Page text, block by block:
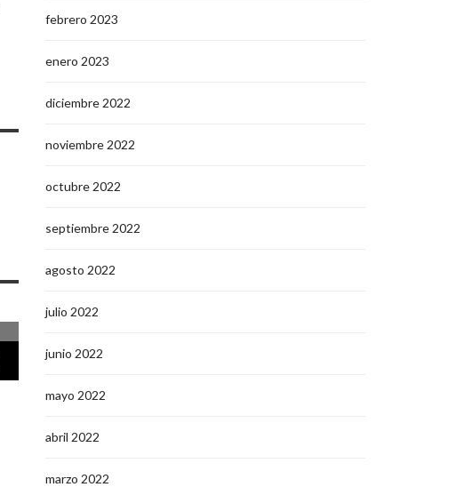
febrero 2023
enero 2023
diciembre 2022
noviembre 2022
octubre 2022
septiembre 2022
agosto 2022
julio 2022
junio 2022
mayo 2022
abril 2022
marzo 2022